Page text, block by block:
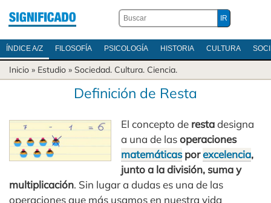
ÍNDICE A/Z FILOSOFÍA PSICOLOGÍA HISTORIA CULTURA
Inicio » Estudio » Sociedad. Cultura. Ciencia.
Definición de Resta
El concepto de restadesigna
a una de lasoperaciones
matemáticasporexcelencia,
junto a la división, suma y
multiplicación. Sin lugar a dudas es una de las
operaciones que más usamos en nuestra vida